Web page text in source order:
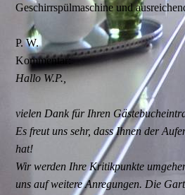
Geschirrspülmaschine und
P. W.
Kommentar:
Hallo W.P.,
vielen Dank für Ihren
Es freut uns sehr, dass Ihnen der
hat!
Wir werden Ihre Kritikpunkte
uns auf weitere Anregungen. Die